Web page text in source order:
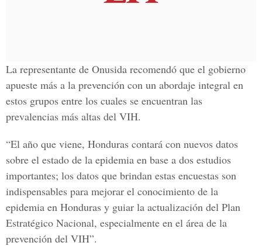
La representante de Onusida recomendó que el gobierno
apueste más a la prevención con un abordaje integral en
estos grupos entre los cuales se encuentran las
prevalencias más altas del VIH.
“El año que viene, Honduras contará con nuevos datos
sobre el estado de la epidemia en base a dos estudios
importantes; los datos que brindan estas encuestas son
indispensables para mejorar el conocimiento de la
epidemia en Honduras y guiar la actualización del Plan
Estratégico Nacional, especialmente en el área de la
prevención del VIH”.